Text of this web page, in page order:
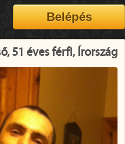
51 éves férfi, Írország